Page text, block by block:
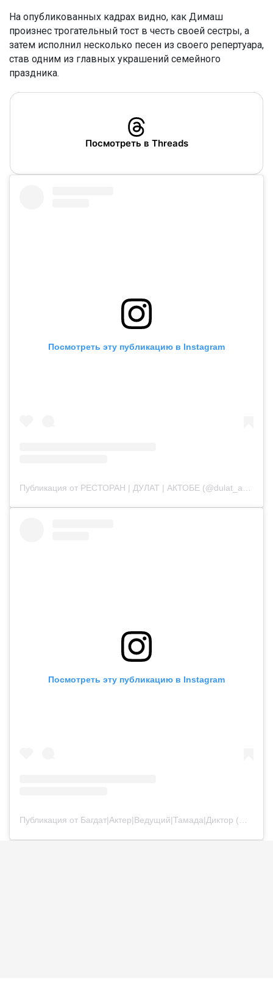
На опубликованных кадрах видно, как Димаш
произнес трогательный тост в честь своей сестры, а
затем исполнил несколько песен из своего репертуара,
став одним из главных украшений семейного
праздника.
Посмотреть в Threads
Посмотреть эту публикацию в Instagram
Посмотреть эту публикацию в Instagram